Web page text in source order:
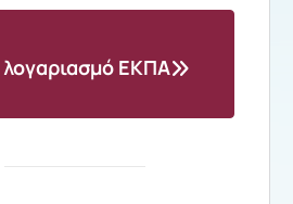
λογαριασμό ΕΚΠΑ